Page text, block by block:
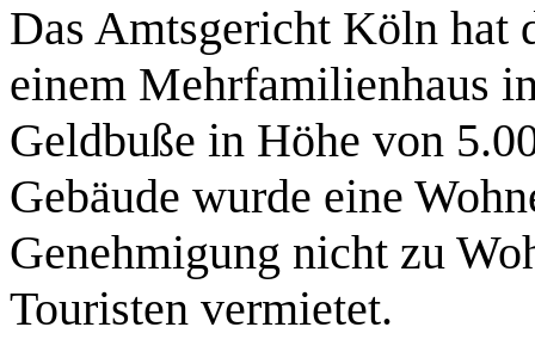
Das Amtsgericht Köln hat
einem Mehrfamilienhaus
Geldbuße in Höhe von
Gebäude wurde eine
Genehmigung nicht zu
Touristen vermietet.